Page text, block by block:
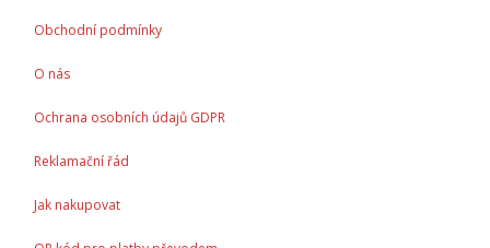
Obchodní podmínky
O nás
Ochrana osobních údajů GDPR
Reklamační řád
Jak nakupovat